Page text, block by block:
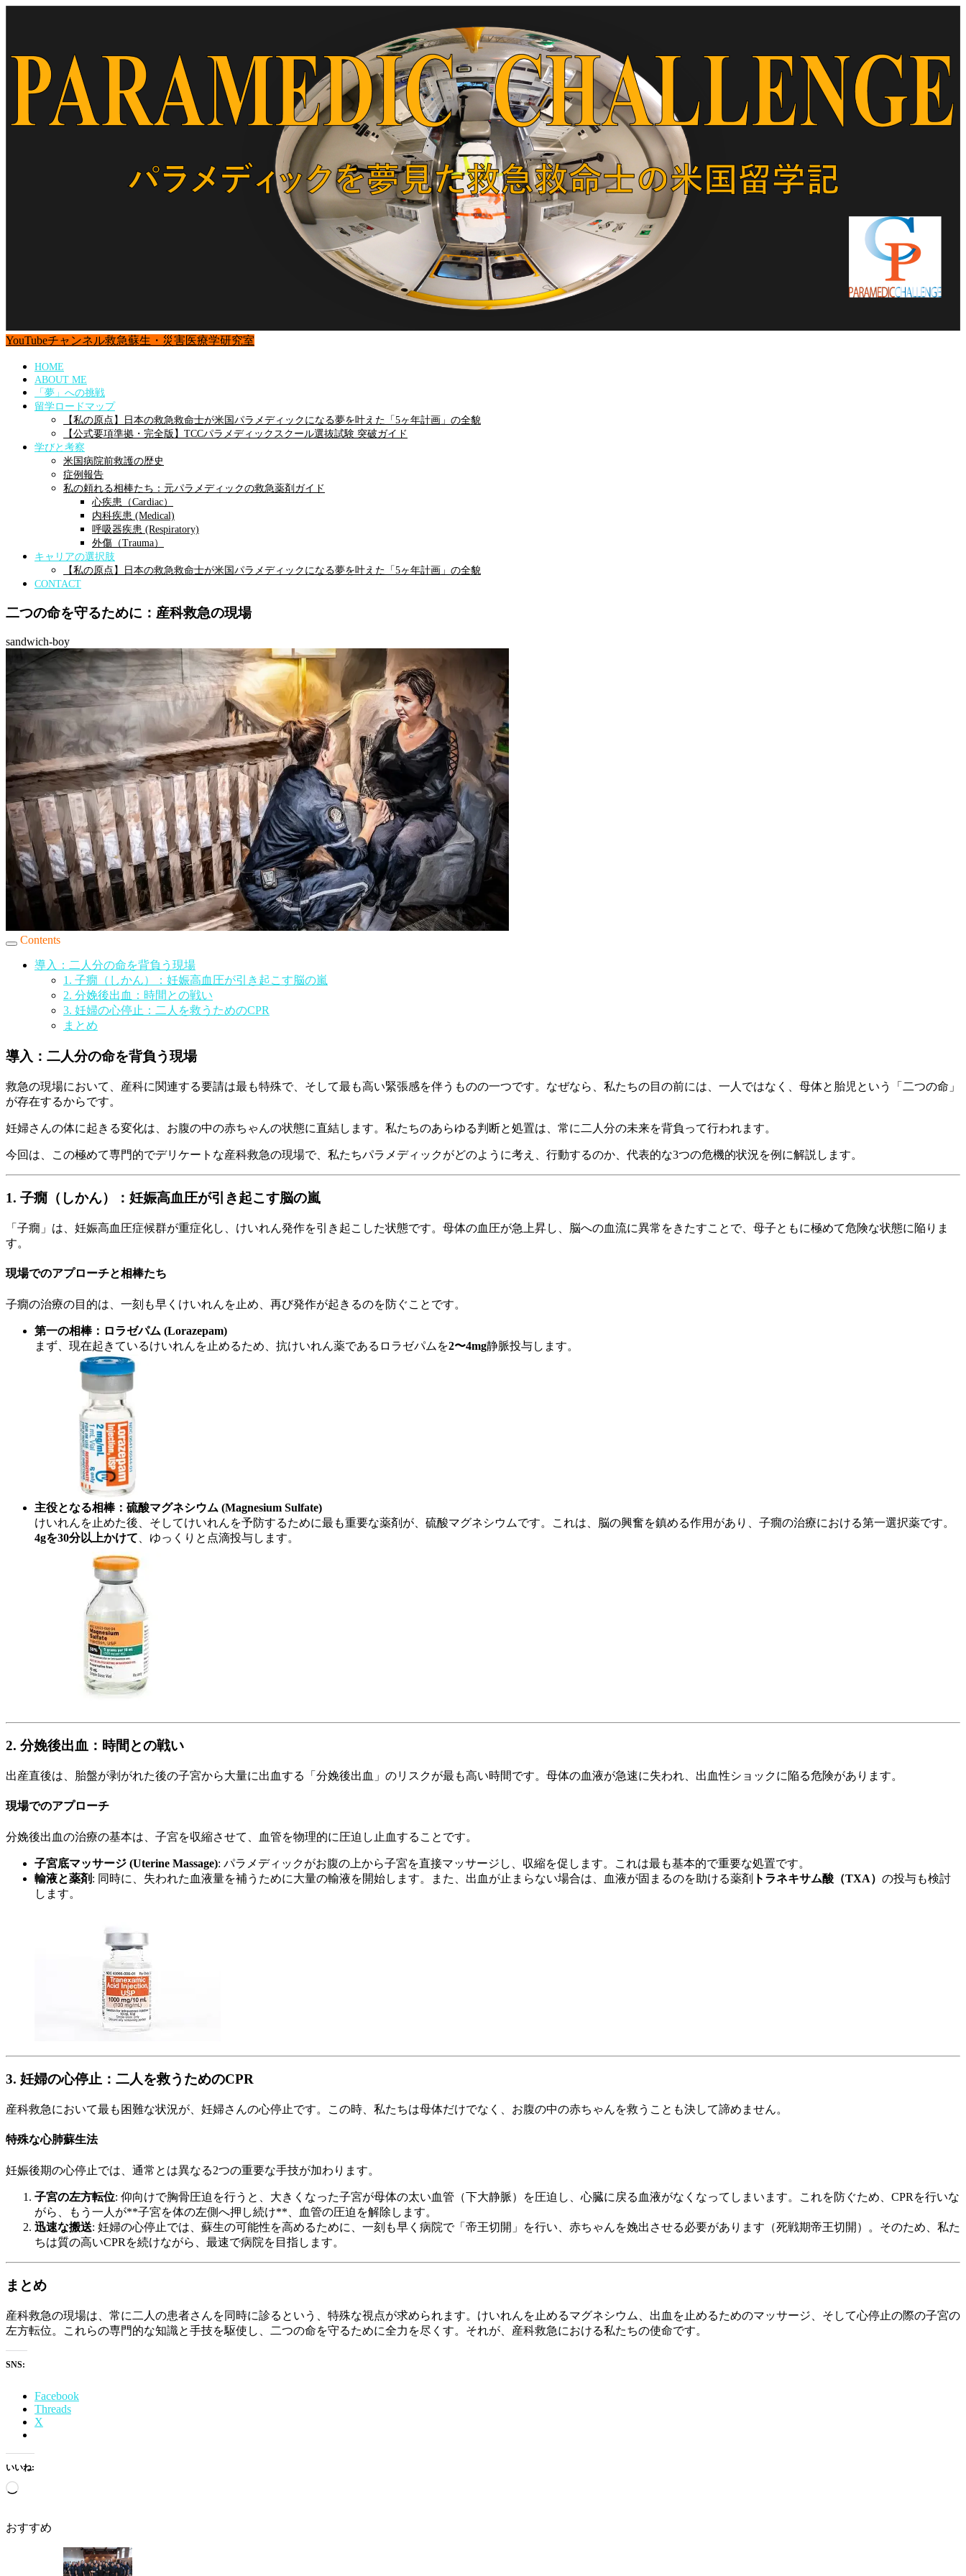
YouTubeチャンネル救急蘇生・災害医療学研究室
HOME
ABOUT ME
「夢」への挑戦
留学ロードマップ
【私の原点】日本の救急救命士が米国パラメディックになる夢を叶えた「5ヶ年計画」の全貌
【公式要項準拠・完全版】TCCパラメディックスクール選抜試験 突破ガイド
学びと考察
米国病院前救護の歴史
症例報告
私の頼れる相棒たち：元パラメディックの救急薬剤ガイド
心疾患（Cardiac）
内科疾患 (Medical)
呼吸器疾患 (Respiratory)
外傷（Trauma）
キャリアの選択肢
【私の原点】日本の救急救命士が米国パラメディックになる夢を叶えた「5ヶ年計画」の全貌
CONTACT
二つの命を守るために：産科救急の現場
sandwich-boy
Contents
導入：二人分の命を背負う現場
1. 子癇（しかん）：妊娠高血圧が引き起こす脳の嵐
2. 分娩後出血：時間との戦い
3. 妊婦の心停止：二人を救うためのCPR
まとめ
導入：二人分の命を背負う現場
救急の現場において、産科に関連する要請は最も特殊で、そして最も高い緊張感を伴うものの一つです。なぜなら、私たちの目の前には、一人ではなく、母体と胎児という「二つの命」
が存在するからです。
妊婦さんの体に起きる変化は、お腹の中の赤ちゃんの状態に直結します。私たちのあらゆる判断と処置は、常に二人分の未来を背負って行われます。
今回は、この極めて専門的でデリケートな産科救急の現場で、私たちパラメディックがどのように考え、行動するのか、代表的な3つの危機的状況を例に解説します。
1. 子癇（しかん）：妊娠高血圧が引き起こす脳の嵐
「子癇」は、妊娠高血圧症候群が重症化し、けいれん発作を引き起こした状態です。母体の血圧が急上昇し、脳への血流に異常をきたすことで、母子ともに極めて危険な状態に陥りま
す。
現場でのアプローチと相棒たち
子癇の治療の目的は、一刻も早くけいれんを止め、再び発作が起きるのを防ぐことです。
第一の相棒：ロラゼパム (Lorazepam)
まず、現在起きているけいれんを止めるため、抗けいれん薬であるロラゼパムを2〜4mg静脈投与します。
主役となる相棒：硫酸マグネシウム (Magnesium Sulfate)
けいれんを止めた後、そしてけいれんを予防するために最も重要な薬剤が、硫酸マグネシウムです。これは、脳の興奮を鎮める作用があり、子癇の治療における第一選択薬です。
4gを30分以上かけて 、ゆっくりと点滴投与します。
2. 分娩後出血：時間との戦い
出産直後は、胎盤が剥がれた後の子宮から大量に出血する「分娩後出血」のリスクが最も高い時間です。母体の血液が急速に失われ、出血性ショックに陥る危険があります。
現場でのアプローチ
分娩後出血の治療の基本は、子宮を収縮させて、血管を物理的に圧迫し止血することです。
子宮底マッサージ (Uterine Massage): パラメディックがお腹の上から子宮を直接マッサージし、収縮を促します。これは最も基本的で重要な処置です。
輸液と薬剤 : 同時に、失われた血液量を補うために大量の輸液を開始します。また、出血が止まらない場合は、血液が固まるのを助ける薬剤 トラネキサム酸（TXA） の投与も検討
します。
3. 妊婦の心停止：二人を救うためのCPR
産科救急において最も困難な状況が、妊婦さんの心停止です。この時、私たちは母体だけでなく、お腹の中の赤ちゃんを救うことも決して諦めません。
特殊な心肺蘇生法
妊娠後期の心停止では、通常とは異なる2つの重要な手技が加わります。
子宮の左方転位: 仰向けで胸骨圧迫を行うと、大きくなった子宮が母体の太い血管（下大静脈）を圧迫し、心臓に戻る血液がなくなってしまいます。これを防ぐため、CPRを行いな
がら、もう一人が**子宮を体の左側へ押し続け**、血管の圧迫を解除します。
迅速な搬送: 妊婦の心停止では、蘇生の可能性を高めるために、一刻も早く病院で「帝王切開」を行い、赤ちゃんを娩出させる必要があります（死戦期帝王切開）。そのため、私た
ちは質の高いCPRを続けながら、最速で病院を目指します。
まとめ
産科救急の現場は、常に二人の患者さんを同時に診るという、特殊な視点が求められます。けいれんを止めるマグネシウム、出血を止めるためのマッサージ、そして心停止の際の子宮の
左方転位。これらの専門的な知識と手技を駆使し、二つの命を守るために全力を尽くす。それが、産科救急における私たちの使命です。
SNS:
Facebook
Threads
X
いいね:
読
み
おすすめ